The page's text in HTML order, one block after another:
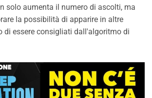
solo aumenta il numero di ascolti, ma
la possibilità di apparire in altre
di essere consigliati dall'algoritmo di